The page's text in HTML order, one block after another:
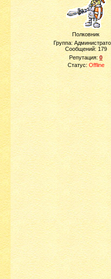
Полковник
Группа:
Сообщений: 179
Репутация:0
Статус: Offline